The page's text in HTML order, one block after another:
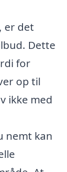
er det
Dette
for
op til
ikke med
nemt kan